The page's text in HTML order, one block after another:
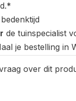
de tuinspecialist
je bestelling in
over dit